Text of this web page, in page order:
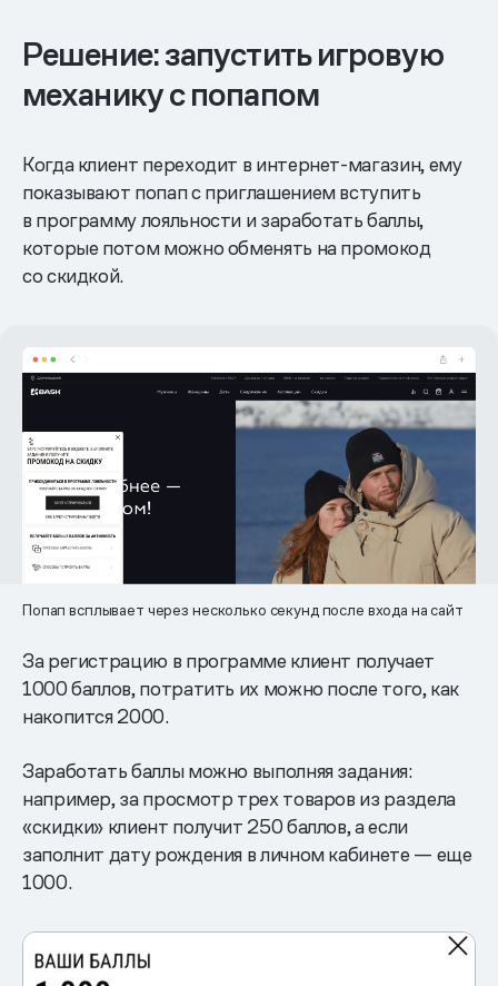
Решение: запустить игровую
механику с попапом
Когда клиент переходит в интернет-магазин, ему
показывают попап с приглашением вступить
в программу лояльности и заработать баллы,
которые потом можно обменять на промокод
со скидкой.
Попап всплывает через несколько секунд после входа на сайт
За регистрацию в программе клиент получает
1000 баллов, потратить их можно после того, как
накопится 2000.
Заработать баллы можно выполняя задания:
например, за просмотр трех товаров из раздела
«скидки» клиент получит 250 баллов, а если
заполнит дату рождения в личном кабинете — еще
1000.